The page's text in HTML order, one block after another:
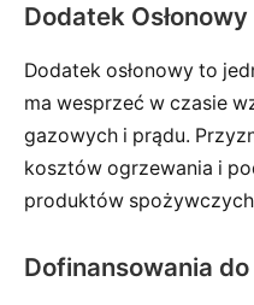
Dodatek Osłonowy
Dodatek osłonowy to
ma wesprzeć w czasie
gazowych i prądu.
kosztów ogrzewania i
produktów
Dofinansowania